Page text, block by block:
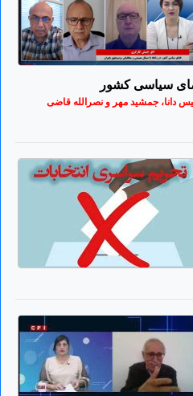
سیاسی کشور
دانا، جمشید مهر و نصرالله قاضی